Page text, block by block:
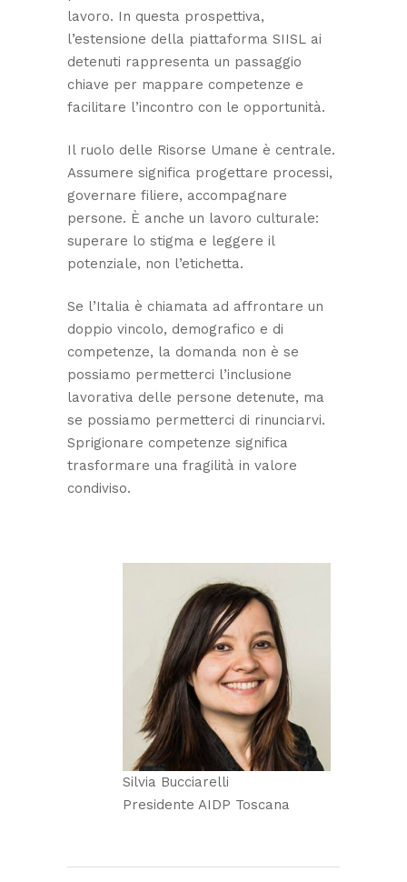
lavoro. In questa prospettiva,
l’estensione della piattaforma SIISL ai
detenuti rappresenta un passaggio
chiave per mappare competenze e
facilitare l’incontro con le opportunità.
Il ruolo delle Risorse Umane è centrale.
Assumere significa progettare processi,
governare filiere, accompagnare
persone. È anche un lavoro culturale:
superare lo stigma e leggere il
potenziale, non l’etichetta.
Se l’Italia è chiamata ad affrontare un
doppio vincolo, demografico e di
competenze, la domanda non è se
possiamo permetterci l’inclusione
lavorativa delle persone detenute, ma
se possiamo permetterci di rinunciarvi.
Sprigionare competenze significa
trasformare una fragilità in valore
condiviso.
Silvia Bucciarelli
Presidente AIDP Toscana